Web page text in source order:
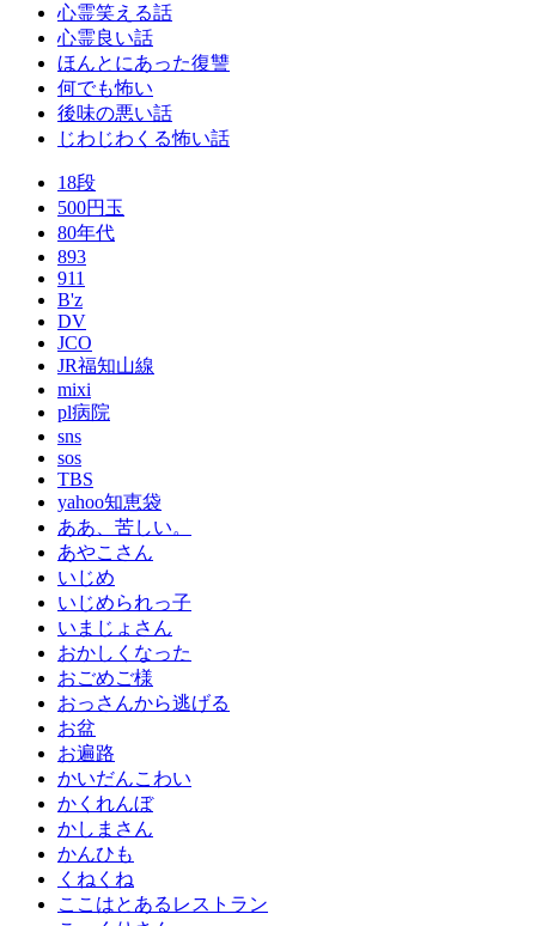
心霊笑える話
心霊良い話
ほんとにあった復讐
何でも怖い
後味の悪い話
じわじわくる怖い話
18段
500円玉
80年代
893
911
B'z
DV
JCO
JR福知山線
mixi
pl病院
sns
sos
TBS
yahoo知恵袋
ああ、苦しい。
あやこさん
いじめ
いじめられっ子
いまじょさん
おかしくなった
おごめご様
おっさんから逃げる
お盆
お遍路
かいだんこわい
かくれんぼ
かしまさん
かんひも
くねくね
ここはとあるレストラン